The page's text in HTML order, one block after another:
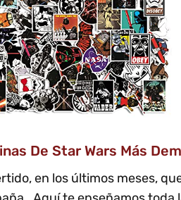
De Star Wars Más
en los últimos meses,